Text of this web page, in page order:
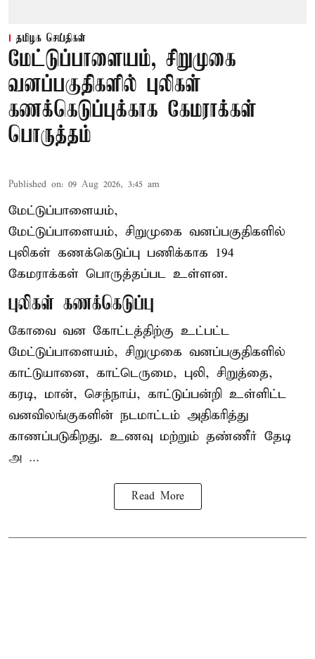
தமிழக செய்திகள்
மேட்டுப்பாளையம், சிறுமுகை
வனப்பகுதிகளில் புலிகள்
கணக்கெடுப்புக்காக கேமராக்கள்
பொருத்தம்
Published on: 09 Aug 2026, 3:45 am
மேட்டுப்பாளையம்,
மேட்டுப்பாளையம், சிறுமுகை வனப்பகுதிகளில்
புலிகள் கணக்கெடுப்பு பணிக்காக 194
கேமராக்கள் பொருத்தப்பட உள்ளன.
புலிகள் கணக்கெடுப்பு
கோவை வன கோட்டத்திற்கு உட்பட்ட
மேட்டுப்பாளையம், சிறுமுகை வனப்பகுதிகளில்
காட்டுயானை, காட்டெருமை, புலி, சிறுத்தை,
கரடி, மான், செந்நாய், காட்டுப்பன்றி உள்ளிட்ட
வனவிலங்குகளின் நடமாட்டம் அதிகரித்து
காணப்படுகிறது. உணவு மற்றும் தண்ணீர் தேடி
அ ...
Read More